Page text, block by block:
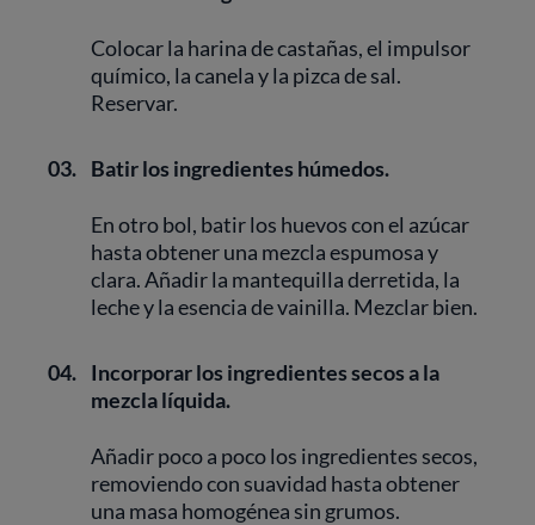
Colocar la harina de castañas, el impulsor
químico, la canela y la pizca de sal.
Reservar.
03. Batir los ingredientes húmedos.
En otro bol, batir los huevos con el azúcar
hasta obtener una mezcla espumosa y
clara. Añadir la mantequilla derretida, la
leche y la esencia de vainilla. Mezclar bien.
04. Incorporar los ingredientes secos a la
mezcla líquida.
Añadir poco a poco los ingredientes secos,
removiendo con suavidad hasta obtener
una masa homogénea sin grumos.